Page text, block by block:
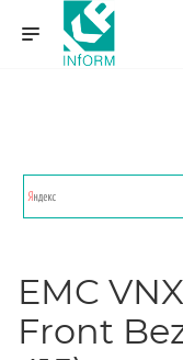
EMC
Front